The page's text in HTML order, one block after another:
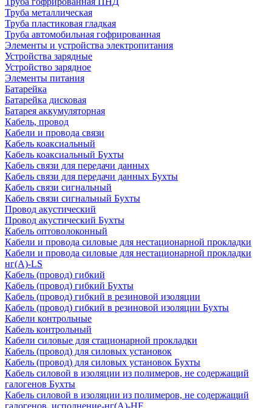
Труба металлическая
Труба пластиковая гладкая
Труба автомобильная гофрированная
Элементы и устройства электропитания
Устройства зарядные
Устройство зарядное
Элементы питания
Батарейка
Батарейка дисковая
Батарея аккумуляторная
Кабель, провод
Кабели и провода связи
Кабель коаксиальный
Кабель коаксиальный Бухты
Кабель связи для передачи данных
Кабель связи для передачи данных Бухты
Кабель связи сигнальный
Кабель связи сигнальный Бухты
Провод акустический
Провод акустический Бухты
Кабель оптоволоконный
Кабели и провода силовые для нестационарной прокладки
Кабели и провода силовые для нестационарной прокладки
нг(А)-LS
Кабель (провод) гибкий
Кабель (провод) гибкий Бухты
Кабель (провод) гибкий в резиновой изоляции
Кабель (провод) гибкий в резиновой изоляции Бухты
Кабели контрольные
Кабель контрольный
Кабели силовые для стационарной прокладки
Кабель (провод) для силовых установок
Кабель (провод) для силовых установок Бухты
Кабель силовой в изоляции из полимеров, не содержащий
галогенов Бухты
Кабель силовой в изоляции из полимеров, не содержащий
галогенов, исполнение-нг(А)-HF